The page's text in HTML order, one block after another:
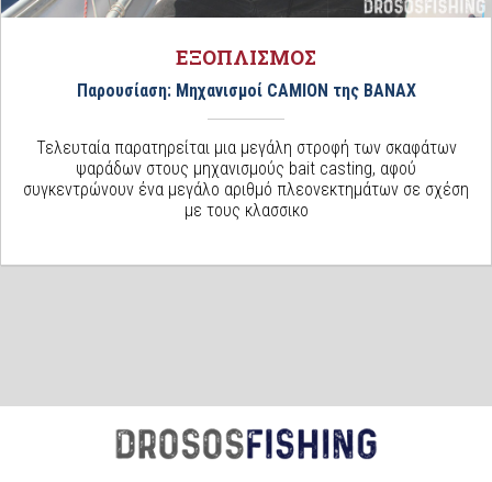
ΕΞΟΠΛΙΣΜΟΣ
Παρουσίαση: Μηχανισμοί CAMION της BANAX
Τελευταία παρατηρείται μια μεγάλη στροφή των σκαφάτων
ψαράδων στους μηχανισμούς bait casting, αφού
συγκεντρώνουν ένα μεγάλο αριθμό πλεονεκτημάτων σε σχέση
με τους κλασσικο